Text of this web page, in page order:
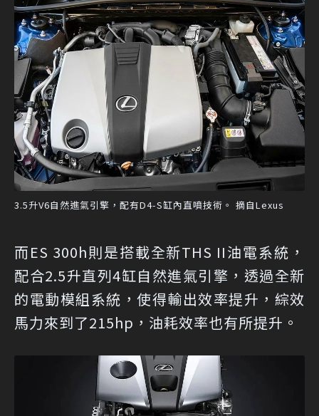
3.5升V6自然進氣引擎，配有D4-S缸內直噴技術。 摘自Lexus
而ES 300h則是搭載全新THS II油電系統，
配合2.5升直列4缸自然進氣引擎，透過全新
的電動模組系統，使得輸出效率提升，綜效
馬力來到了215hp，油耗效率也有所提升。